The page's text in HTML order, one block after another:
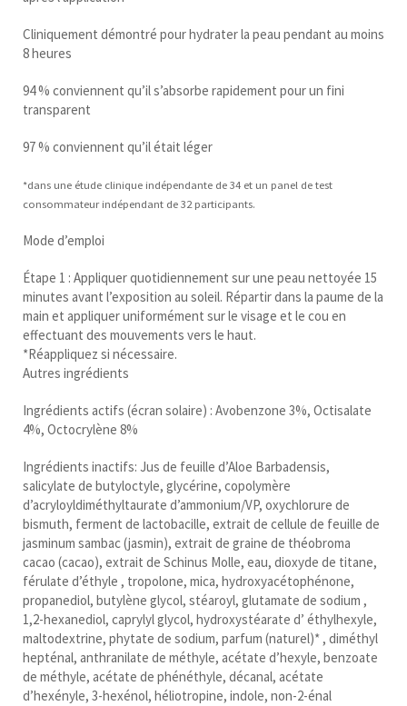
Cliniquement démontré pour hydrater la peau pendant au moins
8 heures
94 % conviennent qu’il s’absorbe rapidement pour un fini
transparent
97 % conviennent qu’il était léger
*dans une étude clinique indépendante de 34 et un panel de test
consommateur indépendant de 32 participants.
Mode d’emploi
Étape 1 : Appliquer quotidiennement sur une peau nettoyée 15
minutes avant l’exposition au soleil. Répartir dans la paume de la
main et appliquer uniformément sur le visage et le cou en
effectuant des mouvements vers le haut.
*Réappliquez si nécessaire.
Autres ingrédients
Ingrédients actifs (écran solaire) : Avobenzone 3%, Octisalate
4%, Octocrylène 8%
Ingrédients inactifs: Jus de feuille d’Aloe Barbadensis,
salicylate de butyloctyle, glycérine, copolymère
d’acryloyldiméthyltaurate d’ammonium/VP, oxychlorure de
bismuth, ferment de lactobacille, extrait de cellule de feuille de
jasminum sambac (jasmin), extrait de graine de théobroma
cacao (cacao), extrait de Schinus Molle, eau, dioxyde de titane,
férulate d’éthyle , tropolone, mica, hydroxyacétophénone,
propanediol, butylène glycol, stéaroyl, glutamate de sodium ,
1,2-hexanediol, caprylyl glycol, hydroxystéarate d’ éthylhexyle,
maltodextrine, phytate de sodium, parfum (naturel)* , diméthyl
hepténal, anthranilate de méthyle, acétate d’hexyle, benzoate
de méthyle, acétate de phénéthyle, décanal, acétate
d’hexényle, 3-hexénol, héliotropine, indole, non-2-énal